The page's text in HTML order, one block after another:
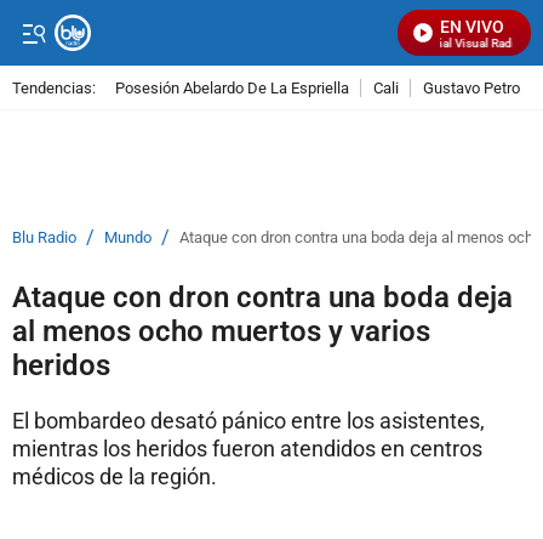
EN VIVO
Señal Visual Radio
Tendencias: Posesión Abelardo De La Espriella Cali Gustavo Petro
Blu Radio / Mundo / Ataque con dron contra una boda deja al menos
Ataque con dron contra una boda deja
al menos ocho muertos y varios
heridos
El bombardeo desató pánico entre los asistentes,
mientras los heridos fueron atendidos en centros
médicos de la región.